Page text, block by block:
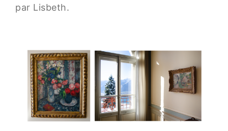
par Lisbeth.